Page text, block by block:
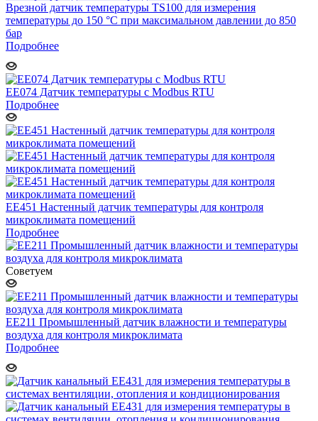
Врезной датчик температуры TS100 для измерения
температуры до 150 °С при максимальном давлении до 850
бар
Подробнее
EE074 Датчик температуры с Modbus RTU
Подробнее
ЕЕ451 Настенный датчик температуры для контроля
микроклимата помещений
Подробнее
Советуем
ЕЕ211 Промышленный датчик влажности и температуры
воздуха для контроля микроклимата
Подробнее